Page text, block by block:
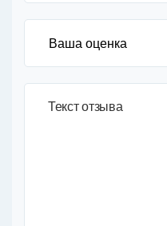
Текст отзыва